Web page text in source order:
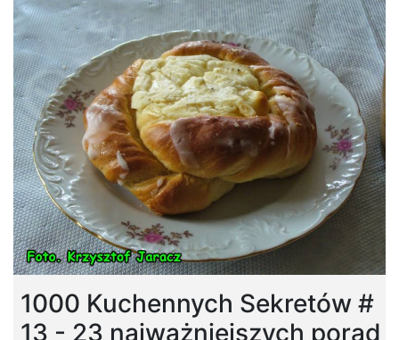
1000 Kuchennych Sekretów #
13 - 23 najważniejszych porad